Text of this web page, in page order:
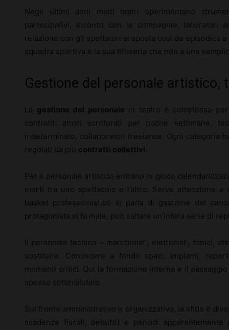
Negli ultimi anni molti teatri sperimentano
partecipativi, incontri con le compagnie, laboratori
relazione con gli spettatori si sposta così da episodica
squadra sportiva e la sua tifoseria che non a una
Gestione del personale artistico,
La gestione del personale in teatro è complessa
contratti: attori scritturati per poche settimane,
indeterminato, collaboratori freelance. Ogni categoria
regolati da più contratti collettivi
Per il personale artistico entrano in gioco
morti tra uno spettacolo e l’altro. Serve attenzione
basket professionistico si parla di gestione del
protagonista si fa male, può saltare un’intera serie di
Il personale tecnico – macchinisti, elettricisti, fonici,
sostituire. Conoscere a fondo spazi, impianti,
momenti critici. Qui la formazione interna e il
spesso sottovalutato.
Sul fronte amministrativo e organizzativo, la sfida è
scadenze fiscali, debutti) e periodi